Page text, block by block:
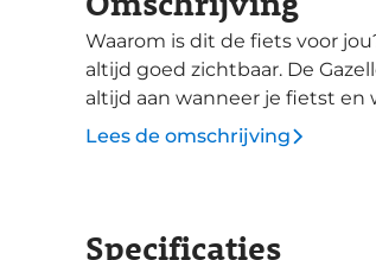
Waarom is dit de fiets voor jou? Met de Gazelle Esprit rijd je lekker comfortabel en
altijd goed zichtbaar. De
altijd aan wanneer je fietst en
blijft de verlichting nog even
kiezen tussen een metalen of bamboe
Lees de omschrijving
Specificaties